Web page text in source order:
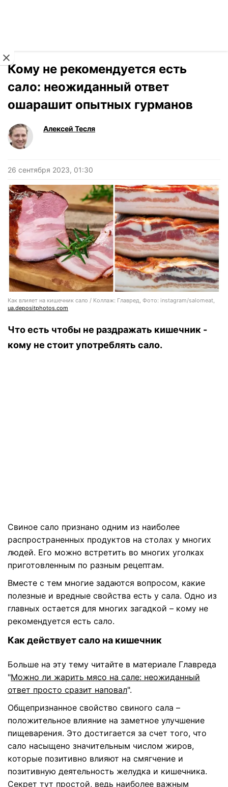
Кому не рекомендуется есть
сало: неожиданный ответ
ошарашит опытных гурманов
Алексей Тесля
26 сентября 2023, 01:30
Как влияет на кишечник сало / Коллаж: Главред, Фото: instagram/salomeat,
ua.depositphotos.com
Что есть чтобы не раздражать кишечник -
кому не стоит употреблять сало.
Свиное сало признано одним из наиболее
распространенных продуктов на столах у многих
людей. Его можно встретить во многих уголках
приготовленным по разным рецептам.
Вместе с тем многие задаются вопросом, какие
полезные и вредные свойства есть у сала. Одно из
главных остается для многих загадкой – кому не
рекомендуется есть сало.
Как действует сало на кишечник
Больше на эту тему читайте в материале Главреда
"Можно ли жарить мясо на сале: неожиданный
ответ просто сразит наповал".
Общепризнанное свойство свиного сала –
положительное влияние на заметное улучшение
пищеварения. Это достигается за счет того, что
сало насыщено значительным числом жиров,
которые позитивно влияют на смягчение и
позитивную деятельность желудка и кишечника.
Секрет тут простой, ведь наиболее важным